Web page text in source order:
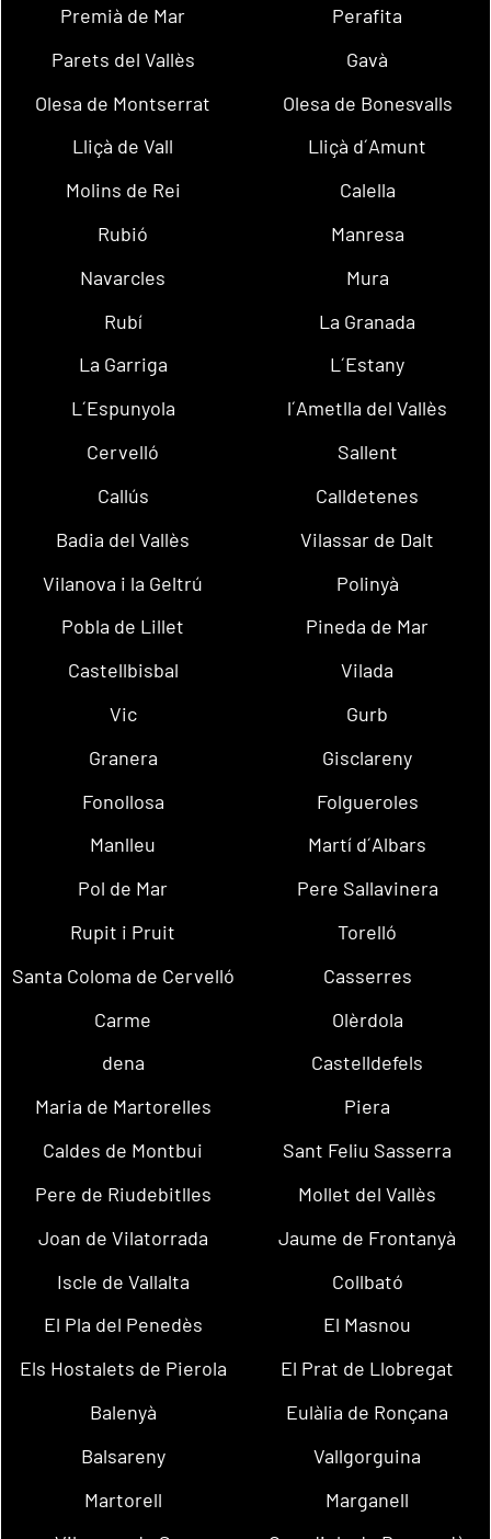
Premià de Mar
Perafita
Parets del Vallès
Gavà
Olesa de Montserrat
Olesa de Bonesvalls
Lliçà de Vall
Lliçà d´Amunt
Molins de Rei
Calella
Rubió
Manresa
Navarcles
Mura
Rubí
La Granada
La Garriga
L´Estany
L´Espunyola
l´Ametlla del Vallès
Cervelló
Sallent
Callús
Calldetenes
Badia del Vallès
Vilassar de Dalt
Vilanova i la Geltrú
Polinyà
Pobla de Lillet
Pineda de Mar
Castellbisbal
Vilada
Vic
Gurb
Granera
Gisclareny
Fonollosa
Folgueroles
Manlleu
Martí d´Albars
Pol de Mar
Pere Sallavinera
Rupit i Pruit
Torelló
Santa Coloma de Cervelló
Casserres
Carme
Olèrdola
dena
Castelldefels
Maria de Martorelles
Piera
Caldes de Montbui
Sant Feliu Sasserra
Pere de Riudebitlles
Mollet del Vallès
Joan de Vilatorrada
Jaume de Frontanyà
Iscle de Vallalta
Collbató
El Pla del Penedès
El Masnou
Els Hostalets de Pierola
El Prat de Llobregat
Balenyà
Eulàlia de Ronçana
Balsareny
Vallgorguina
Martorell
Marganell